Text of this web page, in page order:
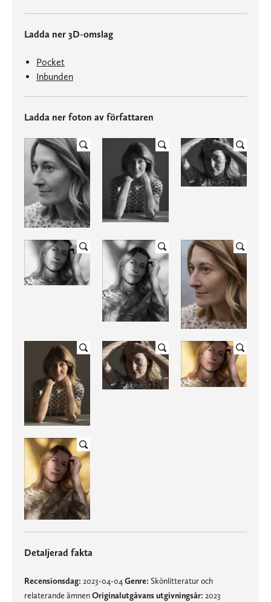
Ladda ner 3D-omslag
Pocket
Inbunden
Ladda ner foton av författaren
Detaljerad fakta
Recensionsdag: 2023-04-04 Genre: Skönlitteratur och
relaterande ämnenOriginalutgåvans utgivningsår: 2023